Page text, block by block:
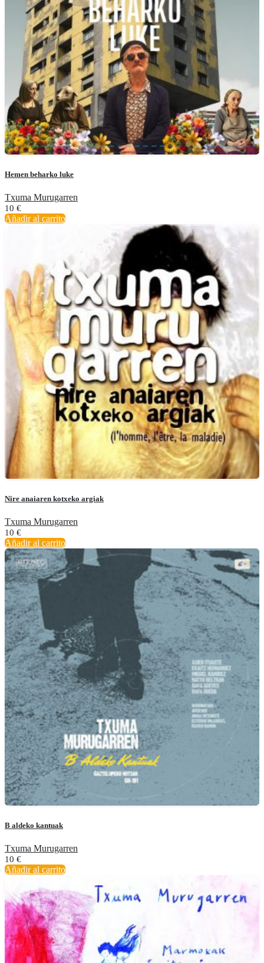
Hemen beharko luke
Txuma Murugarren
10 €
Añadir al carrito
Nire anaiaren kotxeko argiak
Txuma Murugarren
10 €
Añadir al carrito
B aldeko kantuak
Txuma Murugarren
10 €
Añadir al carrito